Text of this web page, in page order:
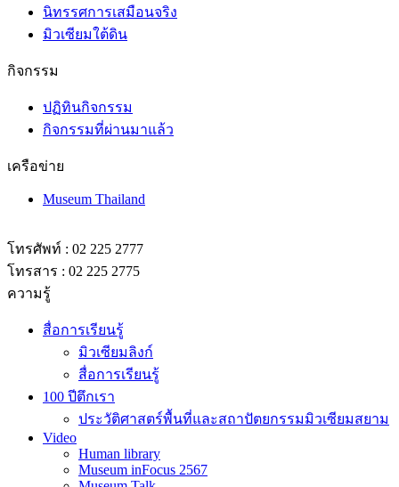
มิวเซียมใต้ดิน
กิจกรรมที่ผ่านมาแล้ว
Museum Thailand
โทรสาร : 02 225 2775
ความรู้
สื่อการเรียนรู้
มิวเซียมลิงก์
สื่อการเรียนรู้
100 ปีตึกเรา
ประวัติศาสตร์พื้นที่และสถาปัตยกรรมมิวเซียมสยาม
Video
Human library
Museum inFocus 2567
Museum Talk
Podcast